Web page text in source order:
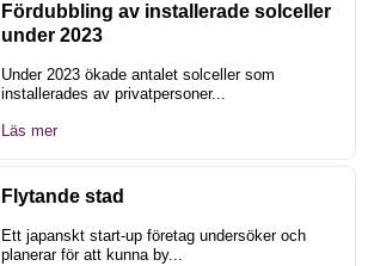
Fördubbling av installerade solceller
under 2023
Under 2023 ökade antalet solceller som
installerades av privatpersoner...
Läs mer
Flytande stad
Ett japanskt start-up företag undersöker och
planerar för att kunna by...